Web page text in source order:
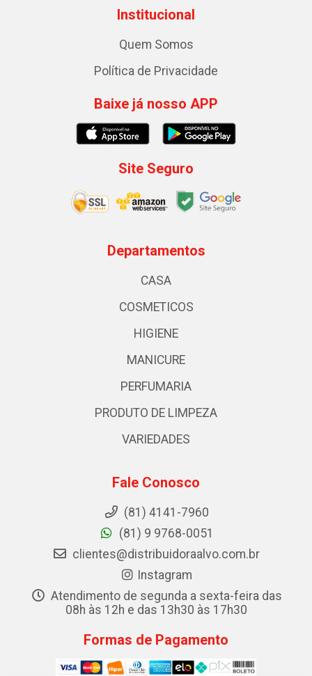
Institucional
Quem Somos
Política de Privacidade
Baixe já nosso APP
Site Seguro
Departamentos
CASA
COSMETICOS
HIGIENE
MANICURE
PERFUMARIA
PRODUTO DE LIMPEZA
VARIEDADES
Fale Conosco
(81) 4141-7960
(81) 9 9768-0051
clientes@distribuidoraalvo.com.br
Instagram
Atendimento de segunda a sexta-feira das
08h às 12h e das 13h30 às 17h30
Formas de Pagamento